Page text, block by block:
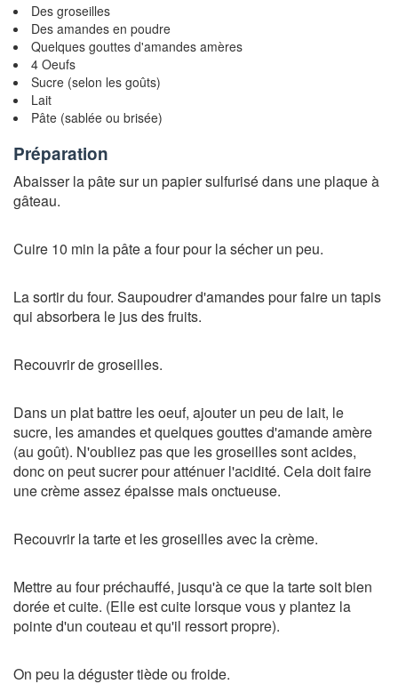
Des groseilles
Des amandes en poudre
Quelques gouttes d'amandes amères
4 Oeufs
Sucre (selon les goûts)
Lait
Pâte (sablée ou brisée)
Préparation
Abaisser la pâte sur un papier sulfurisé dans une plaque à
gâteau.
Cuire 10 min la pâte a four pour la sécher un peu.
La sortir du four. Saupoudrer d'amandes pour faire un tapis
qui absorbera le jus des fruits.
Recouvrir de groseilles.
Dans un plat battre les oeuf, ajouter un peu de lait, le
sucre, les amandes et quelques gouttes d'amande amère
(au goût). N'oubliez pas que les groseilles sont acides,
donc on peut sucrer pour atténuer l'acidité. Cela doit faire
une crème assez épaisse mais onctueuse.
Recouvrir la tarte et les groseilles avec la crème.
Mettre au four préchauffé, jusqu'à ce que la tarte soit bien
dorée et cuite. (Elle est cuite lorsque vous y plantez la
pointe d'un couteau et qu'il ressort propre).
On peu la déguster tiède ou froide.